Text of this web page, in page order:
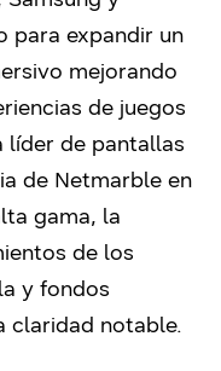
para expandir un
mejorando
de juegos
líder de pantallas
de Netmarble en
gama, la
de los
y fondos
claridad notable.